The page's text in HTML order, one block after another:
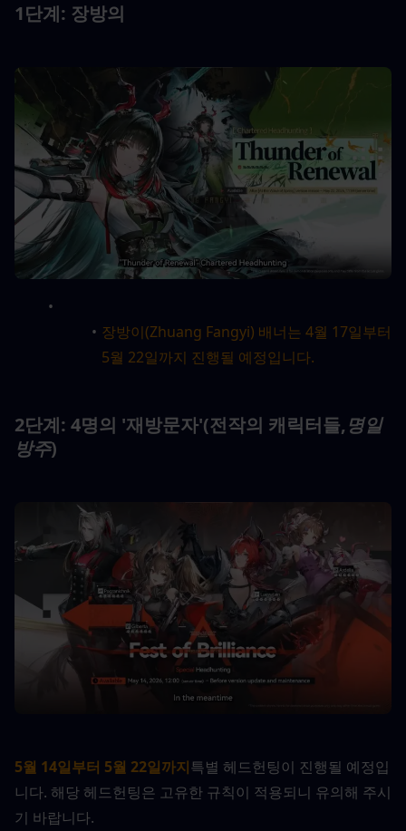
1단계: 장방의
장방이(Zhuang Fangyi) 배너는 4월 17일부터
5월 22일까지 진행될 예정입니다.
2단계: 4명의 '재방문자'(전작의 캐릭터들, 명일
방주)
5월 14일부터 5월 22일까지특별 헤드헌팅이 진행될 예정입
니다. 해당 헤드헌팅은 고유한 규칙이 적용되니 유의해 주시
기 바랍니다.